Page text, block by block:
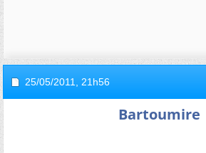
25/05/2011, 21h56
Bartoumire